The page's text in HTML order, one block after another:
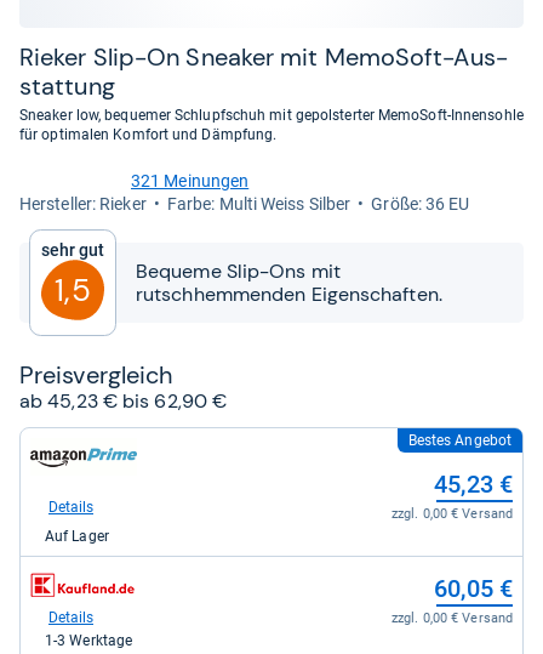
sich
Rie­ker Slip-​On Snea­ker mit Memo­Soft-​Aus­
stat­tung
Sneaker low, bequemer Schlupfschuh mit gepolsterter MemoSoft-Innensohle
für optimalen Komfort und Dämpfung.
von
Sternen
321 Meinungen
Her­stel­ler: Rieker
Farbe: Multi Weiss Silber Größe: 36 EU
Sehr gut
1,5
Bequeme Slip-Ons mit
rutschhemmenden Eigenschaften.
Preis­ver­gleich
ab 45,23 € bis 62,90 €
Shop:
Amazon.de
45,23
kaufen.
Bestes Angebot
45,23 €
zzgl. 0,00 € Versand
Details
Auf Lager
zum
Shop:
Kaufland
60,05 €
zzgl. 0,00 € Versand
Details
1-3 Werktage